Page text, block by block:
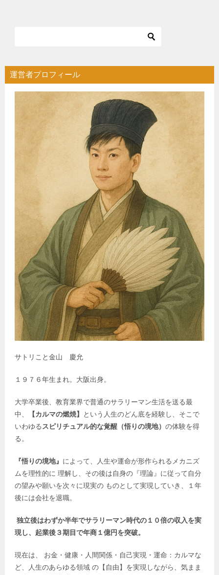
運営者プロフィール
サトリこと金山 慶允
１９７６年生まれ。大阪出身。
大学卒業後、教育業界で普通のサラリーマン生活を送る最
中、
【カルマの燃焼】
という人生のどん底を経験し、そこで
いわゆるスピリチュアル的な覚醒（悟りの境地） の体験を得
る。
『悟りの境地』 によって、人生や運命が形作られるメカニズ
ムを理性的に 理解し、その後は自身の『理論』に従って自分
の望みや願いを次々に現実の ものとして実現していき、１年
後には会社を退職。
独立後はわずか半年でサラリーマン時代の１０倍の収入を実
現し、起業後３期目で年商１億円を突破。
現在は、 お金・健康・人間関係・自己実現・運命：カルマな
ど、人生のあらゆる領域 の【自由】を実現しながら、気まま